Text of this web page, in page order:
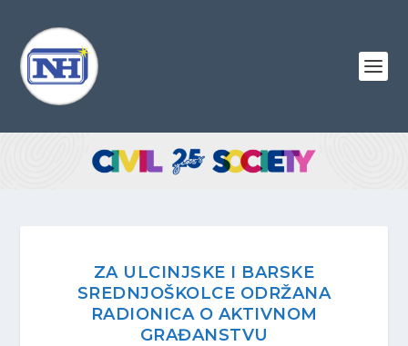
ZA ULCINJSKE I BARSKE
SREDNJOŠKOLCE ODRŽANA
RADIONICA O AKTIVNOM
GRAĐANSTVU